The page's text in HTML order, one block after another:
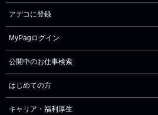
アデコに登録
MyPagログイン
公開中のお仕事検索
はじめての方
キャリア・福利厚生